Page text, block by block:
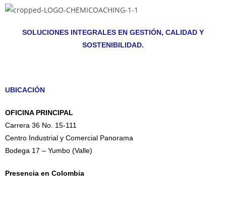
SOLUCIONES INTEGRALES EN GESTIÓN, CALIDAD Y
SOSTENIBILIDAD.
UBICACIÓN
OFICINA PRINCIPAL
Carrera 36 No. 15-111
Centro Industrial y Comercial Panorama
Bodega 17 – Yumbo (Valle)
Presencia en Colombia